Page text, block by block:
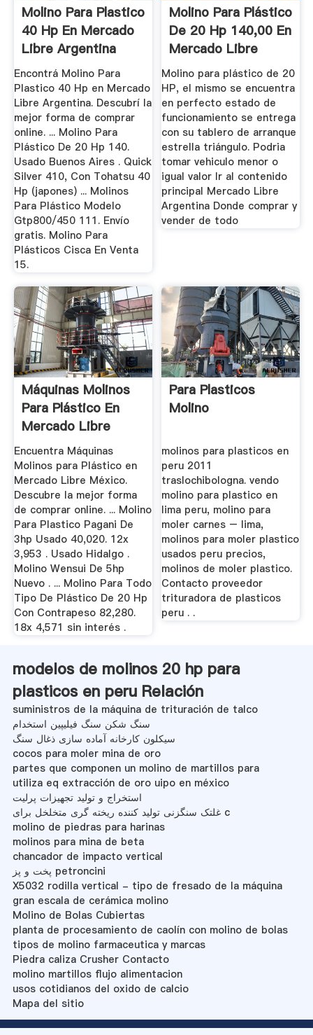
Molino Para Plastico
40 Hp En Mercado
Libre Argentina
Encontrá Molino Para
Plastico 40 Hp en Mercado
Libre Argentina. Descubrí la
mejor forma de comprar
online. ... Molino Para
Plástico De 20 Hp 140.
Usado Buenos Aires . Quick
Silver 410, Con Tohatsu 40
Hp (japones) ... Molinos
Para Plástico Modelo
Gtp800/450 111. Envío
gratis. Molino Para
Plásticos Cisca En Venta
15.
Molino Para Plástico
De 20 Hp 140,00 En
Mercado Libre
Molino para plástico de 20
HP, el mismo se encuentra
en perfecto estado de
funcionamiento se entrega
con su tablero de arranque
estrella triángulo. Podria
tomar vehiculo menor o
igual valor Ir al contenido
principal Mercado Libre
Argentina Donde comprar y
vender de todo
Máquinas Molinos
Para Plástico En
Mercado Libre
México
Encuentra Máquinas
Molinos para Plástico en
Mercado Libre México.
Descubre la mejor forma
de comprar online. ... Molino
Para Plastico Pagani De
3hp Usado 40,020. 12x
3,953 . Usado Hidalgo .
Molino Wensui De 5hp
Nuevo . ... Molino Para Todo
Tipo De Plástico De 20 Hp
Con Contrapeso 82,280.
18x 4,571 sin interés .
Para Plasticos
Molino
molinos para plasticos en
peru 2011
traslochibologna. vendo
molino para plastico en
lima peru, molino para
moler carnes – lima,
molinos para moler plastico
usados peru precios,
molinos de moler plastico.
Contacto proveedor
trituradora de plasticos
peru . .
modelos de molinos 20 hp para
plasticos en peru Relación
suministros de la máquina de trituración de talco
سنگ شکن سنگ فیلیپین استخدام
سیکلون کارخانه آماده سازی ذغال سنگ
cocos para moler mina de oro
partes que componen un molino de martillos para
utiliza eq extracción de oro uipo en méxico
استخراج و تولید تجهیزات پرلیت
غلتک سنگزنی تولید کننده ریخته گری متخلخل برای c
molino de piedras para harinas
molinos para mina de beta
chancador de impacto vertical
پخت و پز petroncini
X5032 rodilla vertical - tipo de fresado de la máquina
gran escala de cerámica molino
Molino de Bolas Cubiertas
planta de procesamiento de caolín con molino de bolas
tipos de molino farmaceutica y marcas
Piedra caliza Crusher Contacto
molino martillos flujo alimentacion
usos cotidianos del oxido de calcio
Mapa del sitio